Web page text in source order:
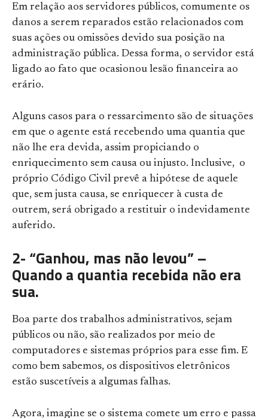
Em relação aos servidores públicos, comumente os
danos a serem reparados estão relacionados com
suas ações ou omissões devido sua posição na
administração pública. Dessa forma, o servidor está
ligado ao fato que ocasionou lesão financeira ao
erário.
Alguns casos para o ressarcimento são de situações
em que o agente está recebendo uma quantia que
não lhe era devida, assim propiciando o
enriquecimento sem causa ou injusto. Inclusive, o
próprio Código Civil prevê a hipótese de aquele
que, sem justa causa, se enriquecer à custa de
outrem, será obrigado a restituir o indevidamente
auferido.
2- “Ganhou, mas não levou” –
Quando a quantia recebida não era
sua.
Boa parte dos trabalhos administrativos, sejam
públicos ou não, são realizados por meio de
computadores e sistemas próprios para esse fim. E
como bem sabemos, os dispositivos eletrônicos
estão suscetíveis a algumas falhas.
Agora, imagine se o sistema comete um erro e passa